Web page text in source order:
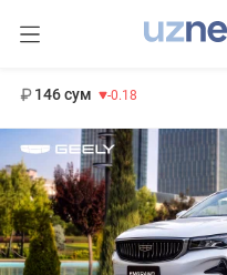
146 сум -0.18